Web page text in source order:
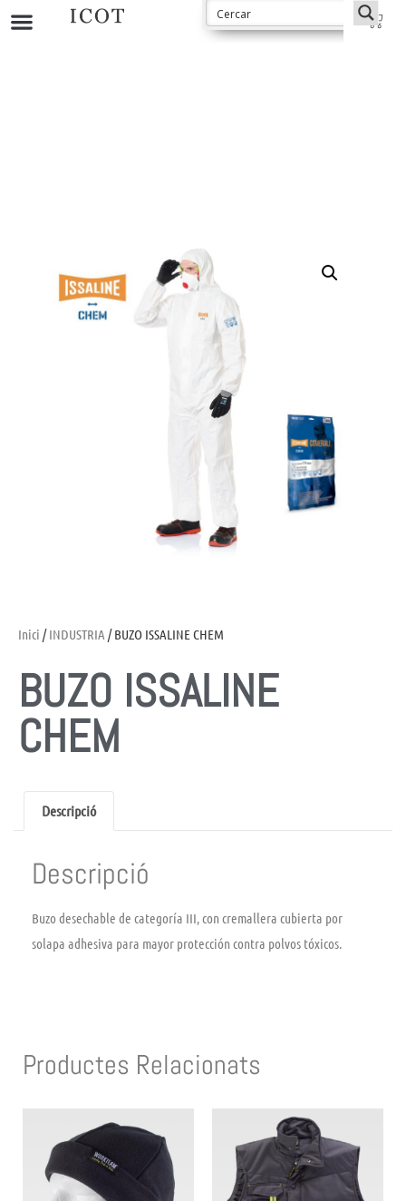
Inici /INDUSTRIA / BUZO ISSALINE CHEM
BUZO ISSALINE
CHEM
Descripció
Descripció
Buzo desechable de categoría III, con cremallera cubierta por
solapa adhesiva para mayor protección contra polvos tóxicos.
Productes Relacionats